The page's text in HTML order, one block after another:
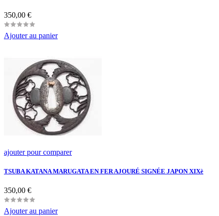
Prix
350,00 €
Ajouter au panier
ajouter pour comparer
TSUBA KATANA MARUGATA EN FER AJOURÉ SIGNÉE JAPON XIXè
Prix
350,00 €
Ajouter au panier